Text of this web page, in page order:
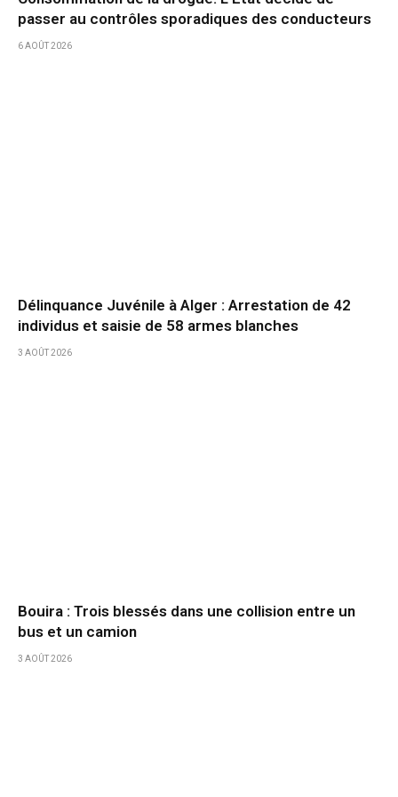
passer au contrôles sporadiques des conducteurs
6 AOÛT 2026
Délinquance Juvénile à Alger : Arrestation de 42
individus et saisie de 58 armes blanches
3 AOÛT 2026
Bouira : Trois blessés dans une collision entre un
bus et un camion
3 AOÛT 2026